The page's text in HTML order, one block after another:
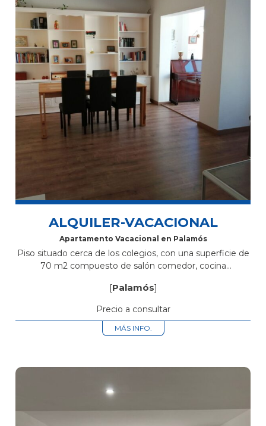
ALQUILER-VACACIONAL
Apartamento Vacacional en Palamós
Piso situado cerca de los colegios, con una superficie de
70 m2 compuesto de salón comedor, cocina
habitaciones dobles. Dispone de aire acondicionado.
[Palamós]
Precio a consultar
MÁS INFO.